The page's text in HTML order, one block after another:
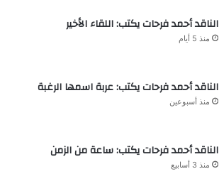
الناقد أحمد فرحات يكتب: اللقاء الأخير
منذ 5 أيام
الناقد أحمد فرحات يكتب: عربة اسمها الرغبة
منذ أسبوعين
الناقد أحمد فرحات يكتب: ساعة من الزمن
منذ 3 أسابيع